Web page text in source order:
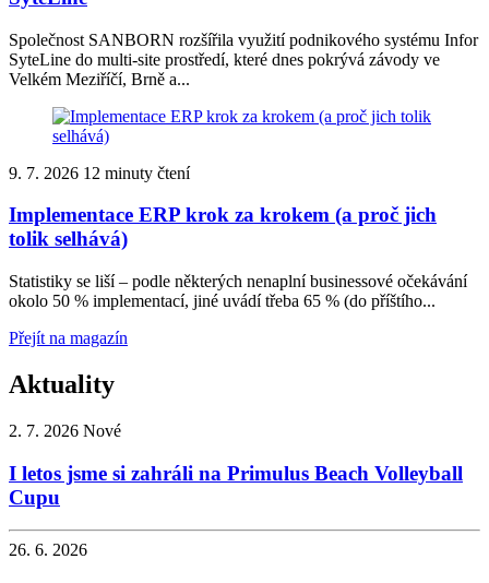
Společnost SANBORN rozšířila využití podnikového systému Infor
SyteLine do multi-site prostředí, které dnes pokrývá závody ve
Velkém Meziříčí, Brně a...
9. 7. 2026 12 minuty čtení
Implementace ERP krok za krokem (a proč jich
tolik selhává)
Statistiky se liší – podle některých nenaplní businessové očekávání
okolo 50 % implementací, jiné uvádí třeba 65 % (do příštího...
Přejít na magazín
Aktuality
2. 7. 2026 Nové
I letos jsme si zahráli na Primulus Beach Volleyball
Cupu
26. 6. 2026